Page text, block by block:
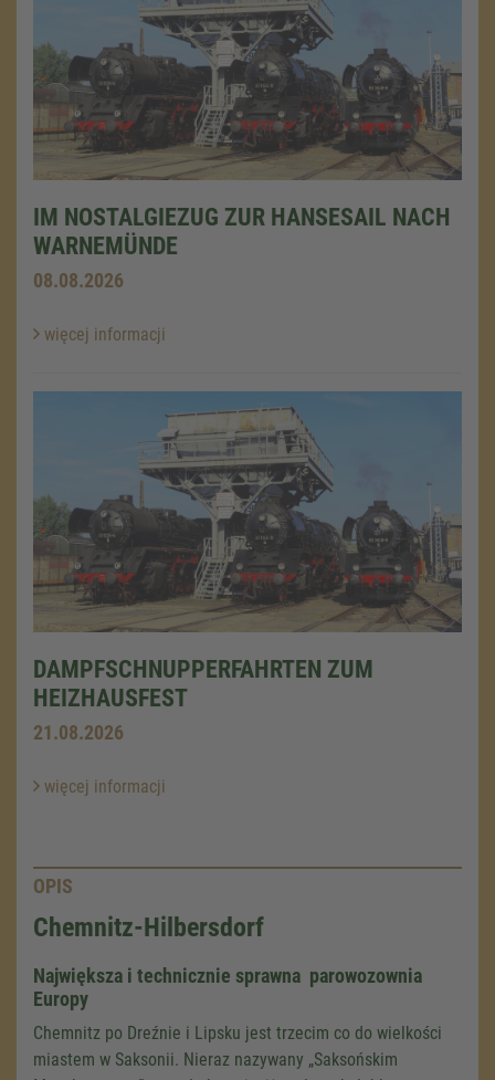
IM NOSTALGIEZUG ZUR HANSESAIL NACH
WARNEMÜNDE
08.08.2026
więcej informacji
DAMPFSCHNUPPERFAHRTEN ZUM
HEIZHAUSFEST
21.08.2026
więcej informacji
OPIS
Chemnitz-Hilbersdorf
Największa i technicznie sprawna parowozownia
Europy
Chemnitz po Dreźnie i Lipsku jest trzecim co do wielkości
miastem w Saksonii. Nieraz nazywany „Saksońskim